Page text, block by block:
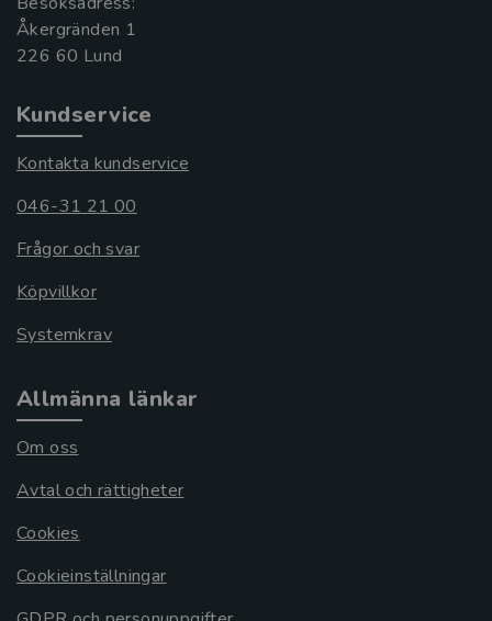
Åkergränden 1
Kundservice
Kontakta kundservice
046-31 21 00
Frågor och svar
Köpvillkor
Systemkrav
Allmänna länkar
Om oss
Avtal och rättigheter
Cookies
Cookieinställningar